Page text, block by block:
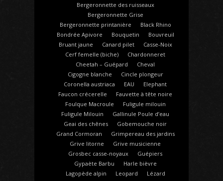
Bergeronnette des ruisseaux
Bergeronnette Grise
Bergeronnette printanière
Black Rhino
Bondrée Apivore
Bouquetin
Bouvreuil
Bruant jaune
Canard pilet
Casse-Noix
Cerf femelle (biche)
Chardonneret
Cheetah – Guépard
Cheval
Cigogne blanche
Cincle plongeur
Coronella austriaca
EAU
Elephant
Faucon crécerelle
Fauvette à tête noire
Foulque Macroule
Fuligule milouin
Fuligule Milouin
Gallinule Poule d’eau
Geai des chênes
Gobemouche noir
Grand Cormoran
Grimpereau des jardins
Grive litorne
Grive musicienne
Grosbec casse-noyaux
Guépiers
Gypaète Barbu
Harle bièvre
Lagopède alpin
Leopard
Lézard